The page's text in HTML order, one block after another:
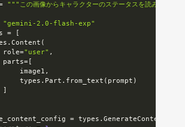
"""この画像からキャラクターのステータスを読み取って
"gemini-2.0-flash-exp"
=
[
.Content (
role
="user" ,
parts
= [
image1
,
types
. Part . from_text ( prompt )
]
= types .